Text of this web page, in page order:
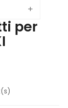
per